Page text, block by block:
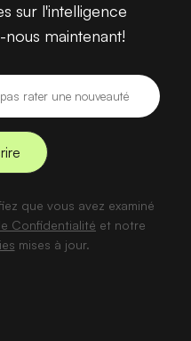
sur l'intelligence
maintenant!
que vous avez examiné
Confidentialité et notre
mises à jour.